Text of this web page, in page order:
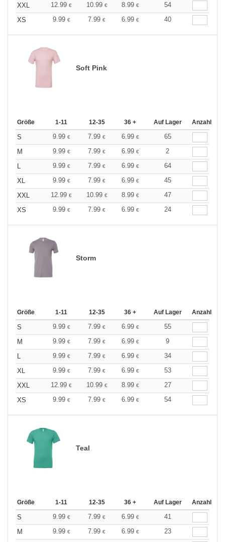
XXL
12.99 € 10.99 € 8.99 €
54
XS
9.99 € 7.99 € 6.99 € 40
Soft Pink
Größe 1-11 12-35 36 + Auf Lager Anzahl
S 9.99 € 7.99 € 6.99 €
65
M
9.99 € 7.99 € 6.99 €
2
L
9.99 € 7.99 € 6.99 €
64
XL
9.99 € 7.99 € 6.99 €
45
XXL
12.99 € 10.99 € 8.99 €
47
XS
9.99 € 7.99 € 6.99 € 24
Storm
Größe 1-11 12-35 36 + Auf Lager Anzahl
S 9.99 € 7.99 € 6.99 €
55
M
9.99 € 7.99 € 6.99 €
9
L
9.99 € 7.99 € 6.99 €
34
XL
9.99 € 7.99 € 6.99 €
53
XXL
12.99 € 10.99 € 8.99 €
27
XS
9.99 € 7.99 € 6.99 € 54
Teal
Größe 1-11 12-35 36 + Auf Lager Anzahl
S 9.99 € 7.99 € 6.99 €
41
M
9.99 € 7.99 € 6.99 € 23